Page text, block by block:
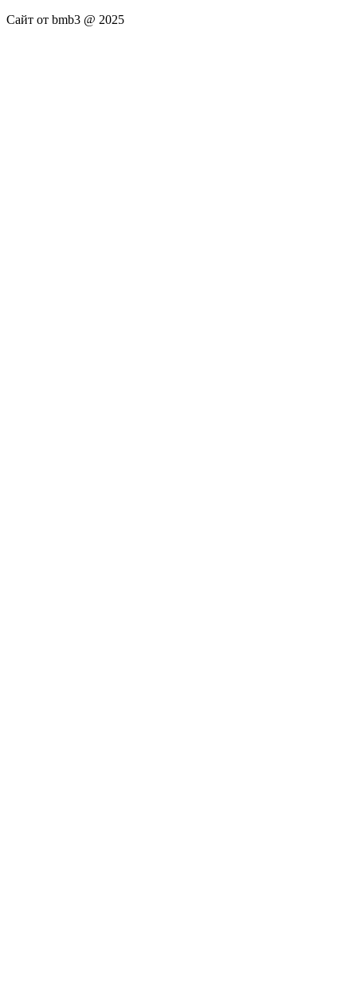
Сайт от bmb3 @ 2025